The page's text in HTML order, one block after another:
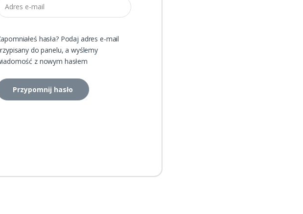
hasła? Podaj adres e-mail
do panelu, a wyślemy
z nowym hasłem
Przypomnij hasło